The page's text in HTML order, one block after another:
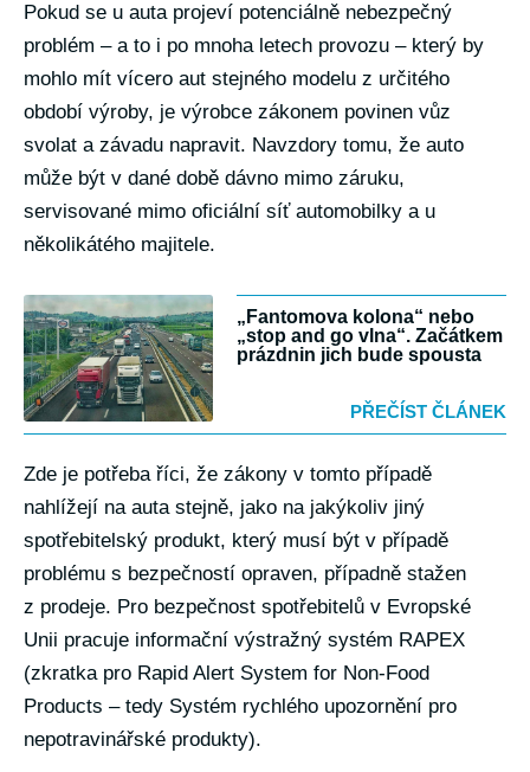
Pokud se u auta projeví potenciálně nebezpečný
problém – a to i po mnoha letech provozu – který by
mohlo mít vícero aut stejného modelu z určitého
období výroby, je výrobce zákonem povinen vůz
svolat a závadu napravit. Navzdory tomu, že auto
může být v dané době dávno mimo záruku,
servisované mimo oficiální síť automobilky a u
několikátého majitele.
„Fantomova kolona“ nebo
„stop and go vlna“. Začátkem
prázdnin jich bude spousta
PŘEČÍST ČLÁNEK
Zde je potřeba říci, že zákony v tomto případě
nahlížejí na auta stejně, jako na jakýkoliv jiný
spotřebitelský produkt, který musí být v případě
problému s bezpečností opraven, případně stažen
z prodeje. Pro bezpečnost spotřebitelů v Evropské
Unii pracuje informační výstražný systém RAPEX
(zkratka pro Rapid Alert System for Non-Food
Products – tedy Systém rychlého upozornění pro
nepotravinářské produkty).